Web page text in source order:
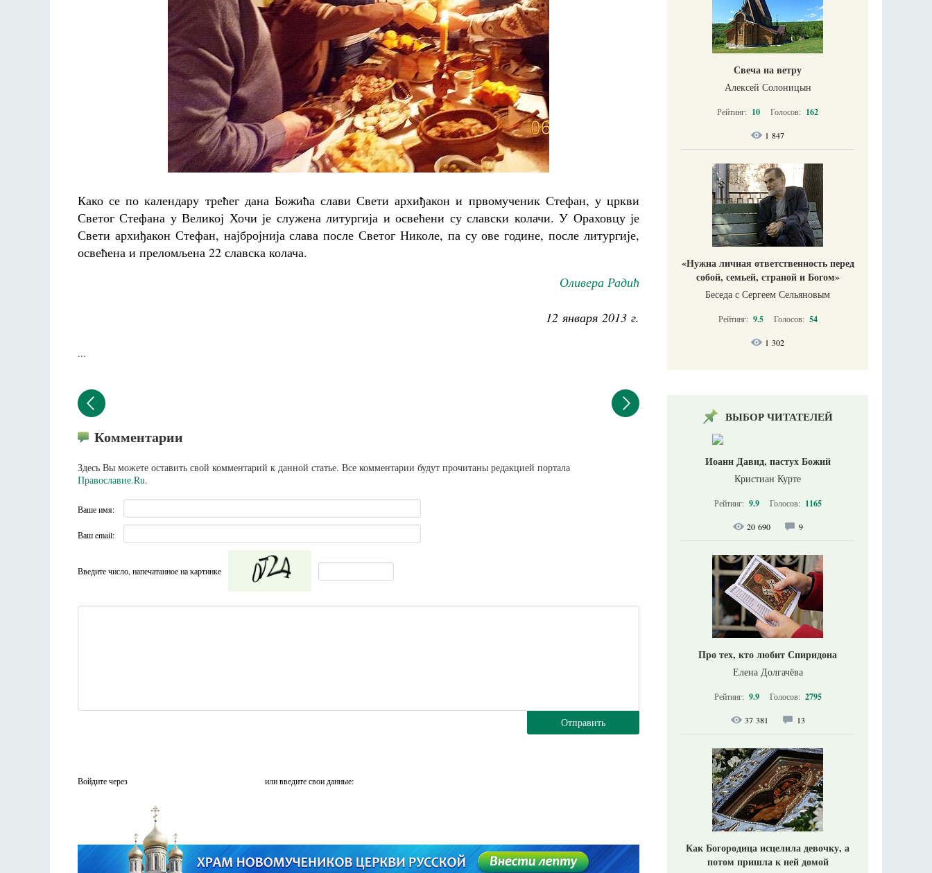
Како се по календару трећег дана Божића слави Свети архиђакон и првомученик Стефан, у цркви
Светог Стефана у Великој Хочи је служена литургија и освећени су славски колачи. У Ораховцу је
Свети архиђакон Стефан, најбројнија слава после Светог Николе, па су ове године, после литургије,
освећена и преломљена 22 славска колача.
Оливера Радић
12 января 2013 г.
...
Комментарии
Здесь Вы можете оставить свой комментарий к данной статье. Все комментарии будут прочитаны редакцией портала
Православие.Ru.
Ваше имя:
Ваш email:
Введите число, напечатанное на картинке
Отправить
Войдите через или введите свои данные:
Свеча на ветру
Алексей Солоницын
Рейтинг: 10 Голосов: 162
1 847
«Нужна личная ответственность перед
собой, семьей, страной и Богом»
Беседа с Сергеем Сельяновым
Рейтинг: 9.5 Голосов: 54
1 302
ВЫБОР ЧИТАТЕЛЕЙ
Иоанн Давид, пастух Божий
Кристиан Курте
Рейтинг: 9.9 Голосов: 1165
20 690 9
Про тех, кто любит Спиридона
Елена Долгачёва
Рейтинг: 9.9 Голосов: 2795
37 381 13
Как Богородица исцелила девочку, а
потом пришла к ней домой